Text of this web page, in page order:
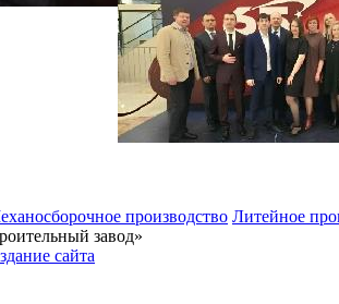
производство Литейное
завод»
сайта